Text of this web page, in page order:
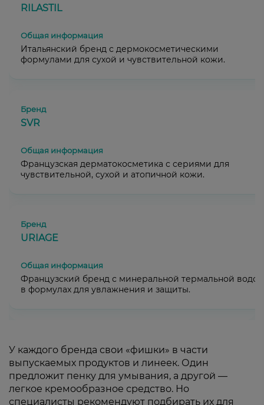
RILASTIL
Итальянский бренд с дермокосметическими
формулами для сухой и чувствительной кожи.
SVR
Французская дерматокосметика с сериями для
чувствительной, сухой и атопичной кожи.
URIAGE
Французский бренд с минеральной термальной водой
в формулах для увлажнения и защиты.
У каждого бренда свои «фишки» в части
выпускаемых продуктов и линеек. Один
предложит пенку для умывания, а другой —
легкое кремообразное средство. Но
специалисты рекомендуют подбирать их для